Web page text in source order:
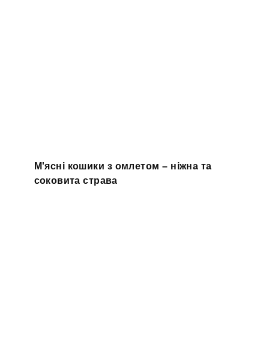
М'ясні кошики з омлетом – ніжна та
соковита страва